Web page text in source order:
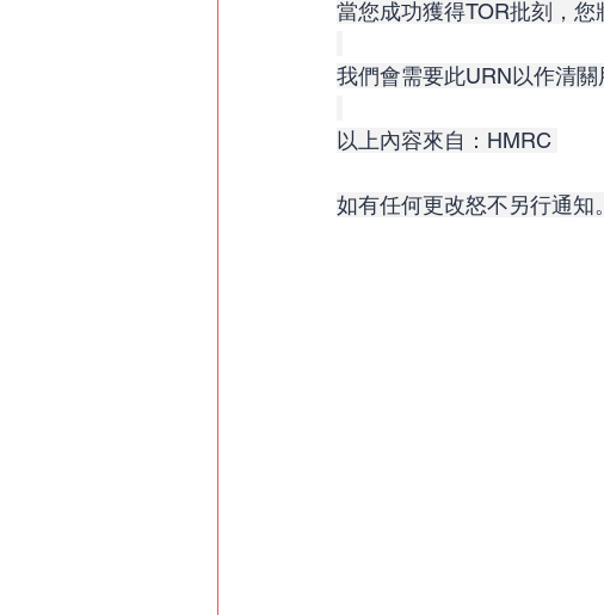
當您成功獲得TOR批刻，您
我們會需要此URN以作清
以上內容來自：HMRC
如有任何更改怒不另行通